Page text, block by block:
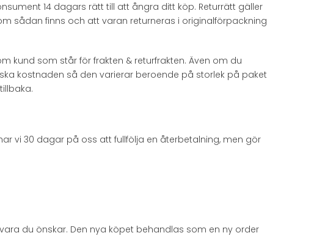
14 dagars rätt till att ångra ditt köp. Returrätt gäller
sådan finns och att varan returneras i originalförpackning
kund som står för frakten & returfrakten. Även om du
kostnaden så den varierar beroende på storlek på paket
vi 30 dagar på oss att fullfölja en återbetalning, men gör
du önskar. Den nya köpet behandlas som en ny order